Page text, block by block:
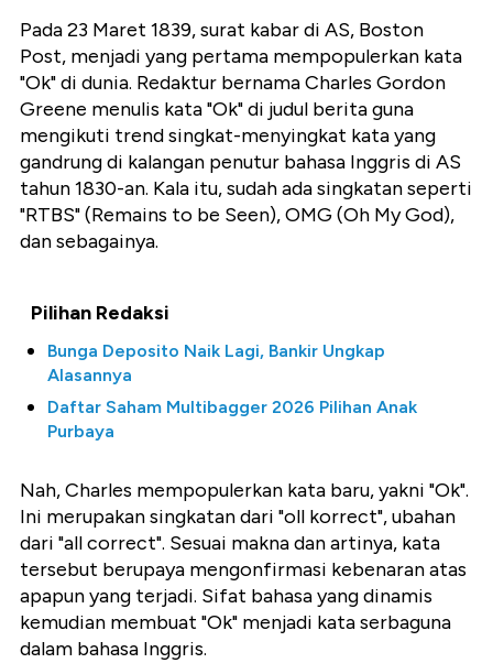
Pada 23 Maret 1839, surat kabar di AS, Boston
Post, menjadi yang pertama mempopulerkan kata
"Ok" di dunia. Redaktur bernama Charles Gordon
Greene menulis kata "Ok" di judul berita guna
mengikuti trend singkat-menyingkat kata yang
gandrung di kalangan penutur bahasa Inggris di AS
tahun 1830-an. Kala itu, sudah ada singkatan seperti
"RTBS" (Remains to be Seen), OMG (Oh My God),
dan sebagainya.
Pilihan Redaksi
Bunga Deposito Naik Lagi, Bankir Ungkap
Alasannya
Daftar Saham Multibagger 2026 Pilihan Anak
Purbaya
Nah, Charles mempopulerkan kata baru, yakni "Ok".
Ini merupakan singkatan dari "oll korrect", ubahan
dari "all correct". Sesuai makna dan artinya, kata
tersebut berupaya mengonfirmasi kebenaran atas
apapun yang terjadi. Sifat bahasa yang dinamis
kemudian membuat "Ok" menjadi kata serbaguna
dalam bahasa Inggris.